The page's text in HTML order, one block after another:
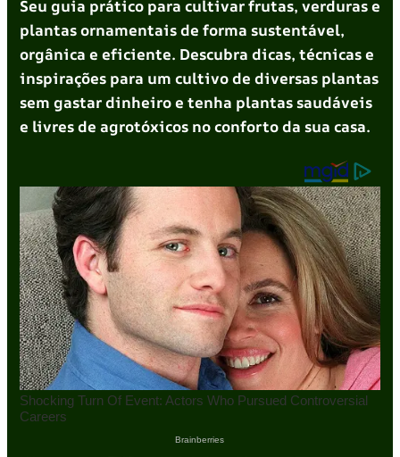
Seu guia prático para cultivar frutas, verduras e
plantas ornamentais de forma sustentável,
orgânica e eficiente. Descubra dicas, técnicas e
inspirações para um cultivo de diversas plantas
sem gastar dinheiro e tenha plantas saudáveis
e livres de agrotóxicos no conforto da sua casa.